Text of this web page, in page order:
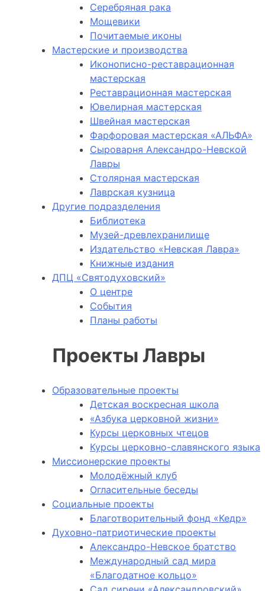
Серебряная рака
Мощевики
Почитаемые иконы
Мастерские и производства
Иконописно-реставрационная
мастерская
Реставрационная мастерская
Ювелирная мастерская
Швейная мастерская
Фарфоровая мастерская «АЛЬФА»
Сыроварня Александро-Невской
Лавры
Столярная мастерская
Лаврская кузница
Другие подразделения
Библиотека
Музей-древлехранилище
Издательство «Невская Лавра»
Книжные издания
ДПЦ «Святодуховский»
О центре
События
Планы работы
Проекты Лавры
Образовательные проекты
Детская воскресная школа
«Азбука церковной жизни»
Курсы церковных чтецов
Курсы церковно-славянского языка
Миссионерские проекты
Молодёжный клуб
Огласительные беседы
Социальные проекты
Благотворительный фонд «Кедр»
Духовно-патриотические проекты
Александро-Невское братство
Международный сад мира
«Благодатное кольцо»